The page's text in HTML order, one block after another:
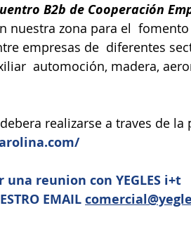
B2b de Cooperación
nuestra zona para el
empresas de  diferentes
automoción, madera,
realizarse a traves de la
reunion con YEGLES i+t
EMAIL